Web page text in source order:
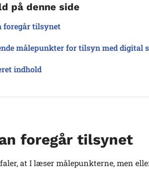
på denne side
foregår tilsynet
målepunkter for tilsyn med digital
indhold
foregår tilsynet
at I læser målepunkterne, men